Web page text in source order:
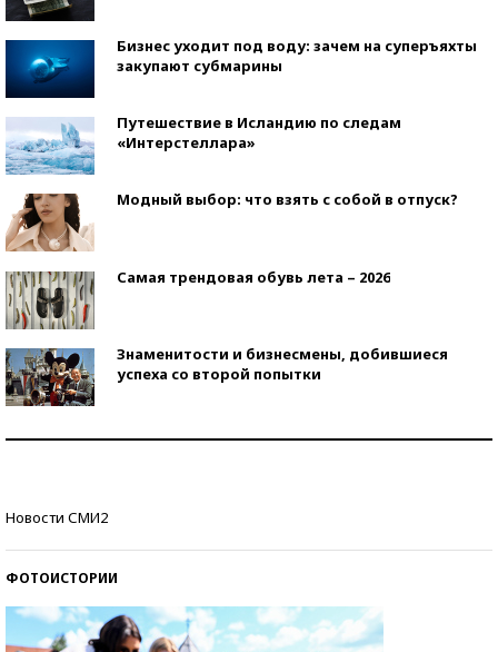
Бизнес уходит под воду: зачем на суперъяхты
закупают субмарины
Путешествие в Исландию по следам
«Интерстеллара»
Модный выбор: что взять с собой в отпуск?
Самая трендовая обувь лета – 2026
Знаменитости и бизнесмены, добившиеся
успеха со второй попытки
Новости СМИ2
ФОТОИСТОРИИ